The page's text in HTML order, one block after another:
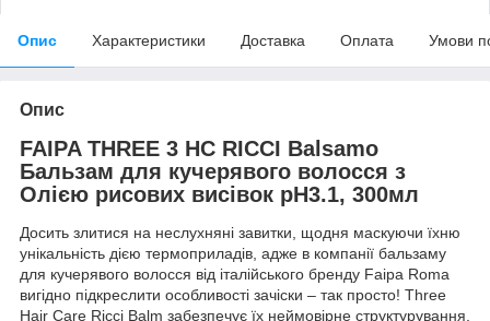
Опис Характеристики Доставка Оплата Умови
Опис
FAIPA THREE 3 HC RICCI Balsamo
Бальзам для кучерявого волосся з
Олією рисових висівок pH3.1, 300мл
Досить злитися на неслухняні завитки, щодня маскуючи їхню
унікальність дією термоприладів, адже в компанії бальзаму
для кучерявого волосся від італійського бренду Faipa Roma
вигідно підкреслити особливості зачіски – так просто! Three
Hair Care Ricci Balm забезпечує їх неймовірне структурування,